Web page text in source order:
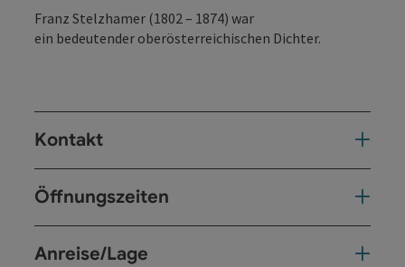
Franz Stelzhamer (1802 – 1874) war
ein bedeutender oberösterreichischen Dichter.
Kontakt
Öffnungszeiten
Anreise/Lage